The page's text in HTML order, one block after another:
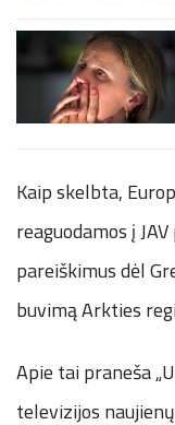
Kaip skelbta,
reaguodamos į
pareiškimus dėl
buvimą Arkties
Apie tai praneša
televizijos